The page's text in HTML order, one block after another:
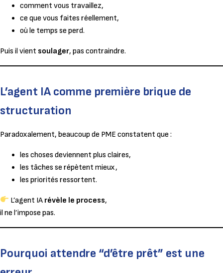
comment vous travaillez,
ce que vous faites réellement,
où le temps se perd.
Puis il vient soulager, pas contraindre.
L’agent IA comme première brique de
structuration
Paradoxalement, beaucoup de PME constatent que :
les choses deviennent plus claires,
les tâches se répètent mieux,
les priorités ressortent.
L’agent IA révèle le process,
il ne l’impose pas.
Pourquoi attendre “d’être prêt” est une